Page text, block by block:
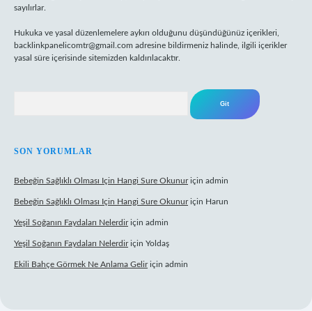
sayılırlar.
Hukuka ve yasal düzenlemelere aykırı olduğunu düşündüğünüz içerikleri,
backlinkpanelicomtr@gmail.com adresine bildirmeniz halinde, ilgili içerikler
yasal süre içerisinde sitemizden kaldırılacaktır.
SON YORUMLAR
Bebeğin Sağlıklı Olması Için Hangi Sure Okunuriçin admin
Bebeğin Sağlıklı Olması Için Hangi Sure Okunuriçin Harun
Yeşil Soğanın Faydaları Nelerdiriçin admin
Yeşil Soğanın Faydaları Nelerdiriçin Yoldaş
Ekili Bahçe Görmek Ne Anlama Geliriçin admin